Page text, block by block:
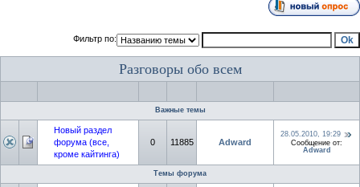
Фильтр по:
Разговоры обо всем
Важные темы
Новый раздел
форума (все,
кроме кайтинга)
0 11885 Adward
28.05.2010, 19:29
Сообщение от:
Adward
Темы форума